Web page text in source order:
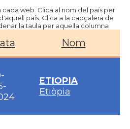
web. Clica al nom del país per
país. Clica a la capçalera de
la taula per aquella columna
Nom
ETIOPIA
Etiòpia